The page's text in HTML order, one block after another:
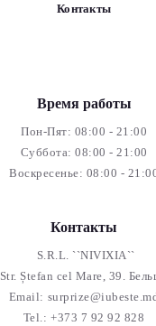
Контакты
Время работы
Пон-Пят: 08:00 - 21:00
Суббота: 08:00 - 21:00
Воскресенье: 08:00 -
Контакты
S.R.L. ``NIVIXIA``
Str. Ștefan cel Mare, 39.
Email:
Tel.: +373 7 92 92 828